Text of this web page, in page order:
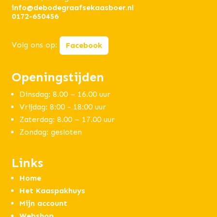
info@debodegraafsekaasboer.nl
0172-650456
Volg ons op: Facebook
Openingstijden
Dinsdag: 8.00 – 16.00 uur
Vrijdag: 8:00 - 18:00 uur
Zaterdag: 8.00 – 17.00 uur
Zondag: gesloten
Links
Home
Het Kaaspakhuys
Mijn account